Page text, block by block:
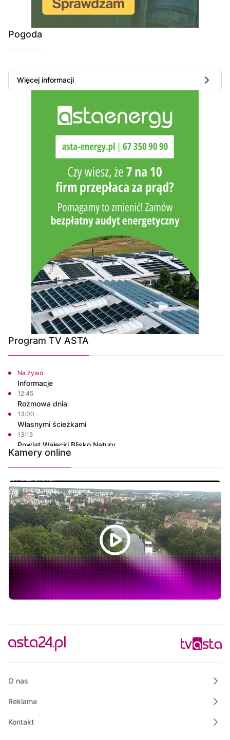
Pogoda
Więcej informacji
Program TV ASTA
Na żywo
Informacje
12:45
Rozmowa dnia
13:00
Własnymi ścieżkami
13:15
Powiat Wałecki Blisko Natury
13:35
Wielkopolska na Weekend
Na własnych zasadach
14:30
Justyna poleca
14:45
Magazyn Motowizja
15:00
Polskie Lasy
15:35
Projekt mieszkanie
16:00
Film dokumentalny "Piete Kuhr"
16:30
16:45
Własnymi ścieżkami
17:00
Kamery online
O nas
Reklama
Kontakt